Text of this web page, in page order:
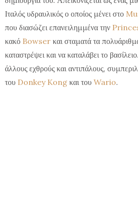
Ιταλός υδραυλικός ο οποίος μένει στο
που διασώζει επανειλημμένα την
κακό Bowser και σταματά τα
καταστρέψει και να καταλάβει το
άλλους εχθρούς και αντιπάλους,
του Donkey Kong και του Wario.